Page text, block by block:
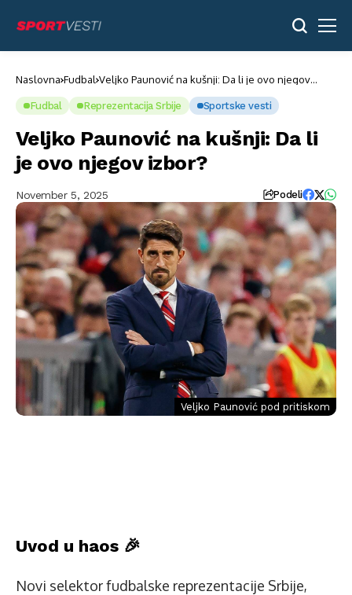
Naslovna Fudbal Veljko Paunović na kušnji: Da li je ovo njegov
Fudbal Reprezentacija Srbije Sportske vesti
Veljko Paunović na kušnji: Da li
je ovo njegov izbor?
November 5, 2025 Podeli
Veljko Paunović pod pritiskom
Uvod u haos 🎉
Novi selektor fudbalske reprezentacije Srbije,